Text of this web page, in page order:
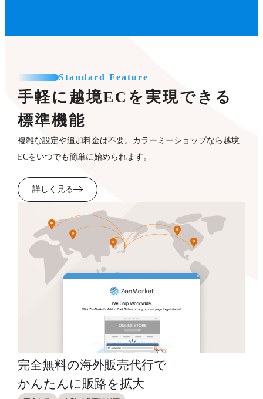
Standard Feature
手軽に越境ECを実現できる
標準機能
複雑な設定や追加料金は不要。カラーミーショップなら越境
ECをいつでも簡単に始められます。
詳しく見る
完全無料の海外販売代行で
かんたんに販路を拡大